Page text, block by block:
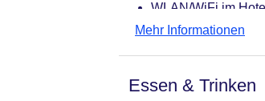
WLAN/WiFi im
Lift
Anzahl der
Gesamtanzahl der
Mehr Informationen
Essen & Trinken